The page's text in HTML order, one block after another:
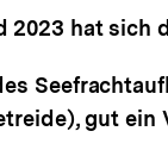
2023 hat sich
gut ein